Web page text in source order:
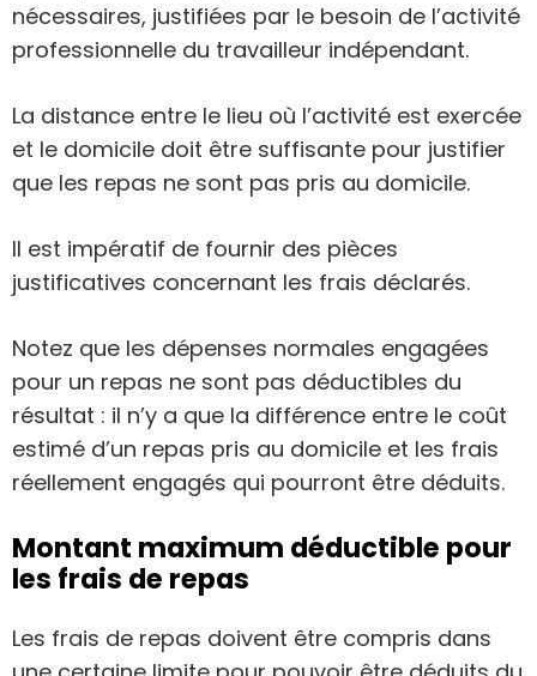
nécessaires, justifiées par le besoin de l’activité
professionnelle du travailleur indépendant.
La distance entre le lieu où l’activité est exercée
et le domicile doit être suffisante pour justifier
que les repas ne sont pas pris au domicile.
Il est impératif de fournir des pièces
justificatives concernant les frais déclarés.
Notez que les dépenses normales engagées
pour un repas ne sont pas déductibles du
résultat : il n’y a que la différence entre le coût
estimé d’un repas pris au domicile et les frais
réellement engagés qui pourront être déduits.
Montant maximum déductible pour
les frais de repas
Les frais de repas doivent être compris dans